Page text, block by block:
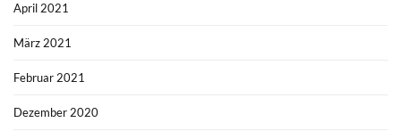
April 2021
März 2021
Februar 2021
Dezember 2020